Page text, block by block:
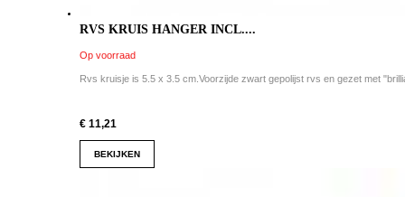
RVS KRUIS HANGER INCL....
Op voorraad
Rvs kruisje is 5.5 x 3.5 cm.Voorzijde zwart gepolijst rvs en gezet met
€ 11,21
BEKIJKEN